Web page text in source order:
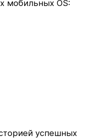
мобильных OS:
успешных